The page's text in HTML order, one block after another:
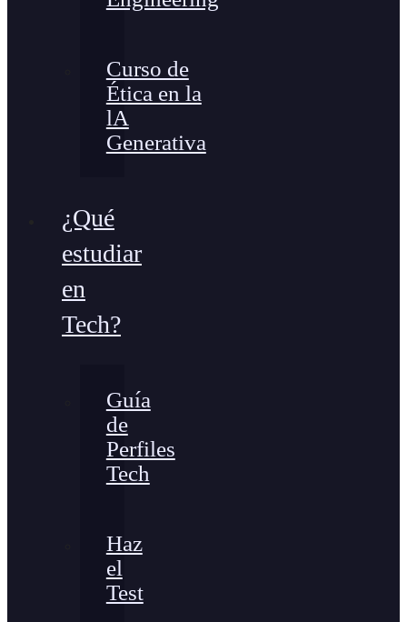
Curso de
Ética en la
lA
Generativa
¿Qué
estudiar
en
Tech?
Guía
de
Perfiles
Tech
Haz
el
Test